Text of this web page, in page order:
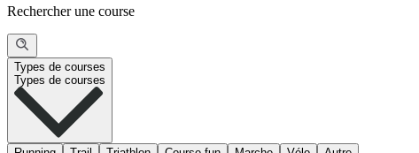
Rechercher une course
Types de courses
Types de courses